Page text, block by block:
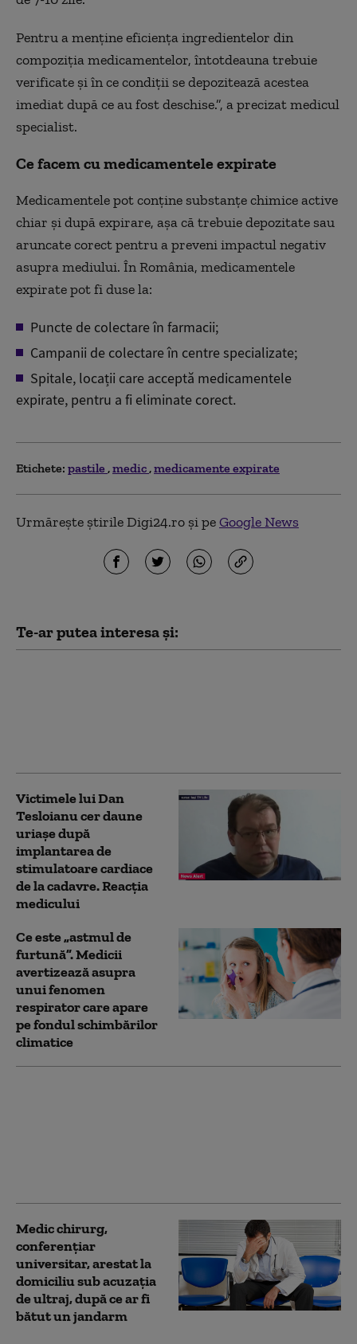
Pentru a menține eficiența ingredientelor din
compoziția medicamentelor, întotdeauna trebuie
verificate și în ce condiții se depozitează acestea
imediat după ce au fost deschise.”, a precizat medicul
specialist.
Ce facem cu medicamentele expirate
Medicamentele pot conține substanțe chimice active
chiar și după expirare, așa că trebuie depozitate sau
aruncate corect pentru a preveni impactul negativ
asupra mediului. În România, medicamentele
expirate pot fi duse la:
Puncte de colectare în farmacii;
Campanii de colectare în centre specializate;
Spitale, locații care acceptă medicamentele
expirate, pentru a fi eliminate corect.
Etichete: pastile medic medicamente expirate
Urmărește știrile Digi24.ro și peGoogle News
Te-ar putea interesa și:
Victimele lui Dan
Tesloianu cer daune
uriaşe după
implantarea de
stimulatoare cardiace
de la cadavre. Reacția
medicului
Ce este „astmul de
furtună”. Medicii
avertizează asupra
unui fenomen
respirator care apare
pe fondul schimbărilor
climatice
Medic chirurg,
conferenţiar
universitar, arestat la
domiciliu sub acuzaţia
de ultraj, după ce ar fi
bătut un jandarm